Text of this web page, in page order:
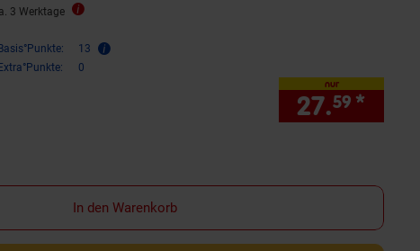
3 Werktage
13
0
nur
27.59 *
In den Warenkorb